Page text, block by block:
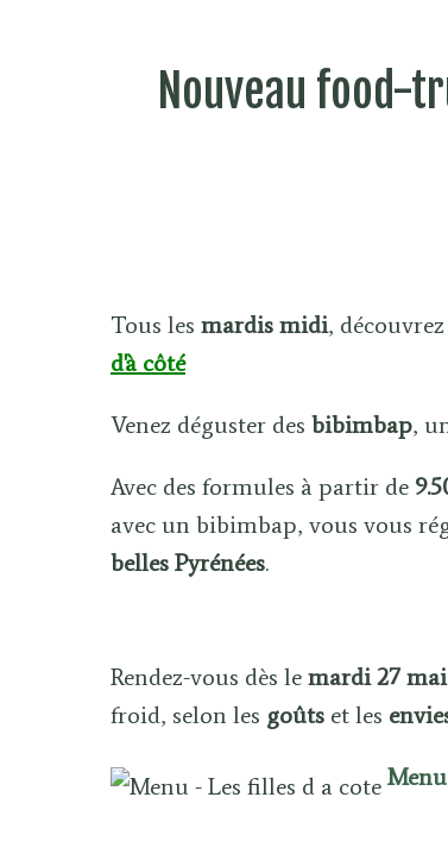
Nouveau food-
Tous les mardis midi,
d'à côté
Venez déguster des bibimbap,
Avec des formules à partir de
avec un bibimbap, vous vous
belles Pyrénées.
Rendez-vous dès le mardi 27 mai
froid, selon les goûts et les